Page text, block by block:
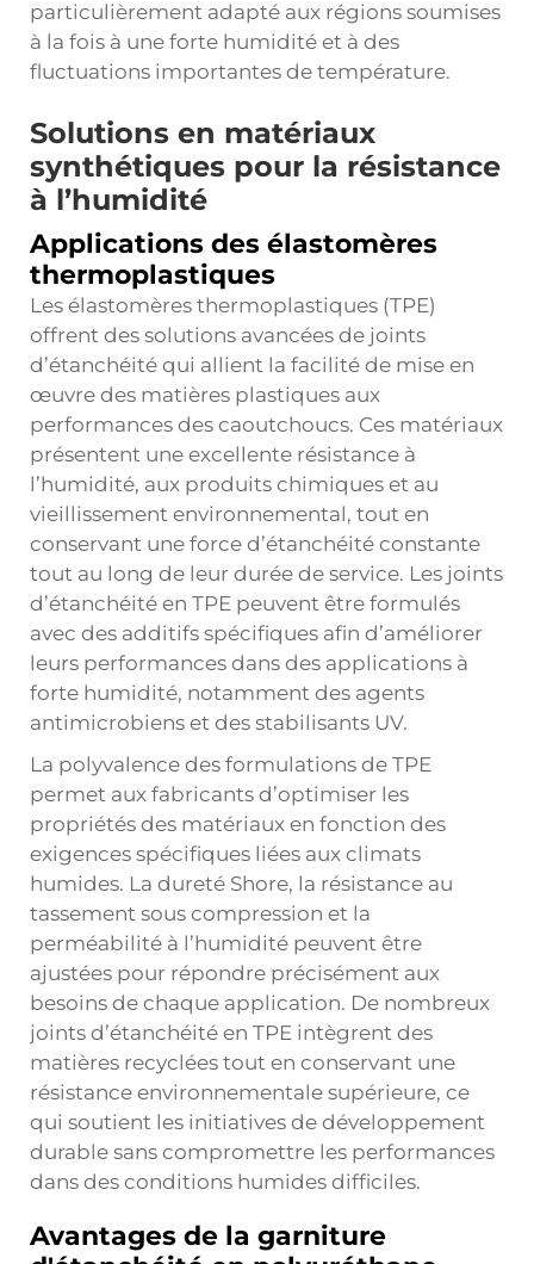
particulièrement adapté aux régions soumises
à la fois à une forte humidité et à des
fluctuations importantes de température.
Solutions en matériaux
synthétiques pour la résistance
à l’humidité
Applications des élastomères
thermoplastiques
Les élastomères thermoplastiques (TPE)
offrent des solutions avancées de joints
d’étanchéité qui allient la facilité de mise en
œuvre des matières plastiques aux
performances des caoutchoucs. Ces matériaux
présentent une excellente résistance à
l’humidité, aux produits chimiques et au
vieillissement environnemental, tout en
conservant une force d’étanchéité constante
tout au long de leur durée de service. Les joints
d’étanchéité en TPE peuvent être formulés
avec des additifs spécifiques afin d’améliorer
leurs performances dans des applications à
forte humidité, notamment des agents
antimicrobiens et des stabilisants UV.
La polyvalence des formulations de TPE
permet aux fabricants d’optimiser les
propriétés des matériaux en fonction des
exigences spécifiques liées aux climats
humides. La dureté Shore, la résistance au
tassement sous compression et la
perméabilité à l’humidité peuvent être
ajustées pour répondre précisément aux
besoins de chaque application. De nombreux
joints d’étanchéité en TPE intègrent des
matières recyclées tout en conservant une
résistance environnementale supérieure, ce
qui soutient les initiatives de développement
durable sans compromettre les performances
dans des conditions humides difficiles.
Avantages de la garniture